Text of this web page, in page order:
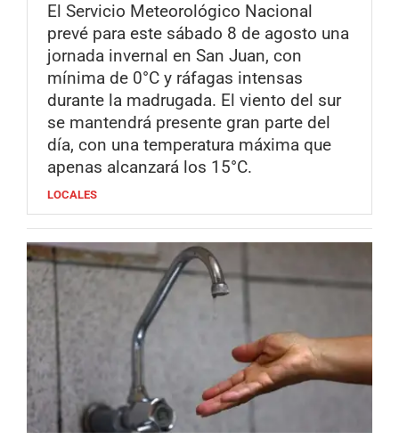
El Servicio Meteorológico Nacional
prevé para este sábado 8 de agosto una
jornada invernal en San Juan, con
mínima de 0°C y ráfagas intensas
durante la madrugada. El viento del sur
se mantendrá presente gran parte del
día, con una temperatura máxima que
apenas alcanzará los 15°C.
LOCALES